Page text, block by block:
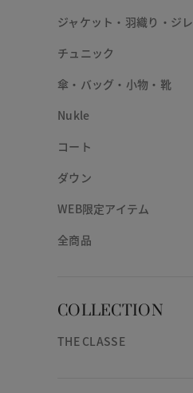
ジャケット・羽織り・ジレ
チュニック
傘・バッグ・小物・靴
Nukle
コート
ダウン
WEB限定アイテム
全商品
COLLECTION
THE CLASSE